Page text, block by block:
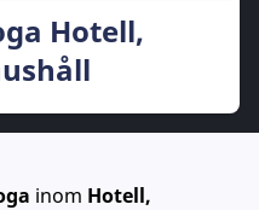
Hotell,
inom Hotell,